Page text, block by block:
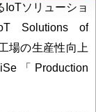
ソリューショ
Solutions of
場の生産性向上
「Production